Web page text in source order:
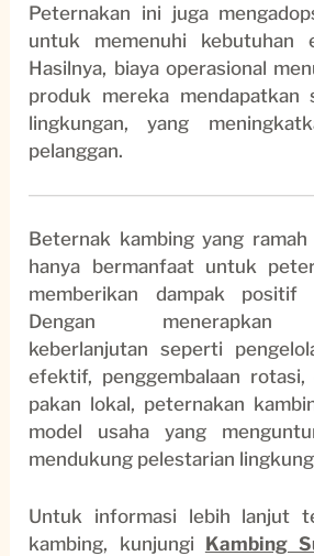
Peternakan ini juga
untuk memenuhi kebutuhan
Hasilnya, biaya operasional
produk mereka mendapatkan
lingkungan, yang
pelanggan.
Beternak kambing yang
hanya bermanfaat untuk
memberikan dampak positif
Dengan menerapkan
keberlanjutan seperti
efektif, penggembalaan rotasi,
pakan lokal, peternakan
model usaha yang
mendukung pelestarian
Untuk informasi lebih lanjut
kambing, kunjungi Kambing